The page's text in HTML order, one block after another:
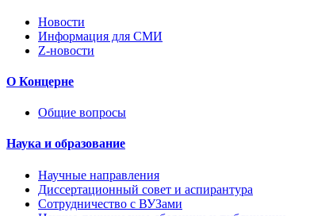
Новости
Информация для СМИ
Z-новости
О Концерне
Общие вопросы
Наука и образование
Научные направления
Диссертационный совет и аспирантура
Сотрудничество с ВУЗами